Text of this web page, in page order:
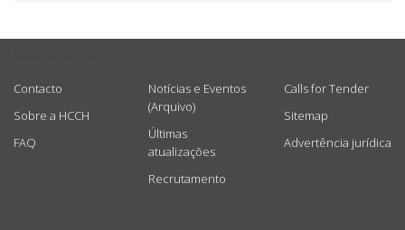
Contacto
Sobre a HCCH
FAQ
Notícias e Eventos
(Arquivo)
Últimas
atualizações
Recrutamento
Calls for Tender
Sitemap
Advertência jurídica